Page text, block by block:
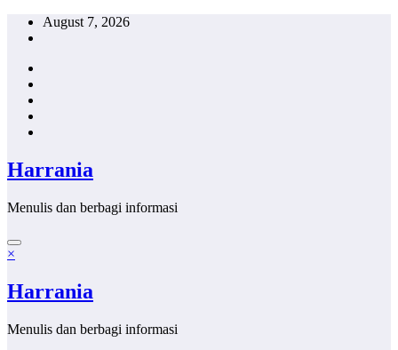
Skip
August 7, 2026
Harrania
Menulis dan berbagi informasi
×
Harrania
Menulis dan berbagi informasi